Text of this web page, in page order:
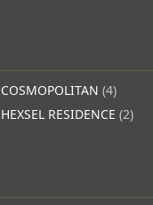
COSMOPOLITAN (4)
HEXSEL RESIDENCE (2)